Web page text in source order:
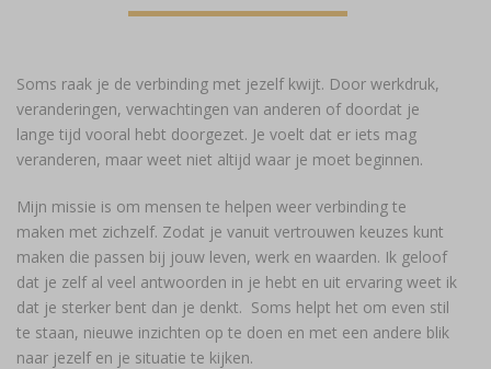
Soms raak je de verbinding met jezelf kwijt. Door werkdruk,
veranderingen, verwachtingen van anderen of doordat je
lange tijd vooral hebt doorgezet. Je voelt dat er iets mag
veranderen, maar weet niet altijd waar je moet beginnen.
Mijn missie is om mensen te helpen weer verbinding te
maken met zichzelf. Zodat je vanuit vertrouwen keuzes kunt
maken die passen bij jouw leven, werk en waarden. Ik geloof
dat je zelf al veel antwoorden in je hebt en uit ervaring weet ik
dat je sterker bent dan je denkt. Soms helpt het om even stil
te staan, nieuwe inzichten op te doen en met een andere blik
naar jezelf en je situatie te kijken.